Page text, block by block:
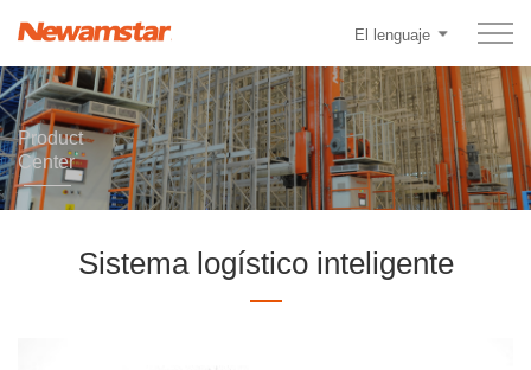
El lenguaje
Product
Center
Sistema logístico inteligente